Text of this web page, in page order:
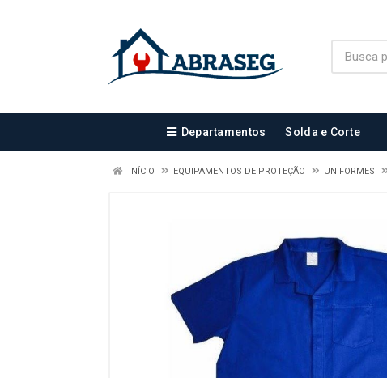
Departamentos Solda e Corte
INÍCIO EQUIPAMENTOS DE PROTEÇÃO UNIFORMES